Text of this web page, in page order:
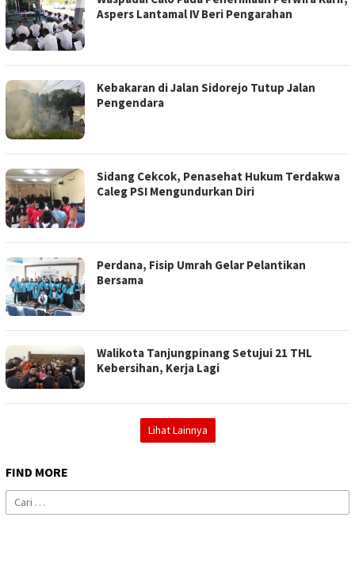
Aspers Lantamal IV Beri Pengarahan
Kebakaran di Jalan Sidorejo Tutup Jalan
Pengendara
Sidang Cekcok, Penasehat Hukum Terdakwa
Caleg PSI Mengundurkan Diri
Perdana, Fisip Umrah Gelar Pelantikan
Bersama
Walikota Tanjungpinang Setujui 21 THL
Kebersihan, Kerja Lagi
Lihat Lainnya
FIND MORE
Cari
untuk: